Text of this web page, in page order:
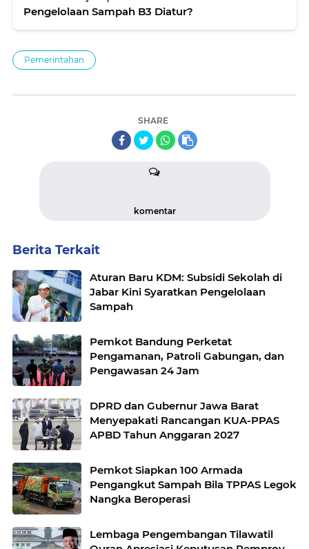
Pengelolaan Sampah B3 Diatur?
Pemerintahan
SHARE
komentar
Berita Terkait
Aturan Baru KDM: Subsidi Sekolah di
Jabar Kini Syaratkan Pengelolaan
Sampah
Pemkot Bandung Perketat
Pengamanan, Patroli Gabungan, dan
Pengawasan 24 Jam
DPRD dan Gubernur Jawa Barat
Menyepakati Rancangan KUA-PPAS
APBD Tahun Anggaran 2027
Pemkot Siapkan 100 Armada
Pengangkut Sampah Bila TPPAS Legok
Nangka Beroperasi
Lembaga Pengembangan Tilawatil